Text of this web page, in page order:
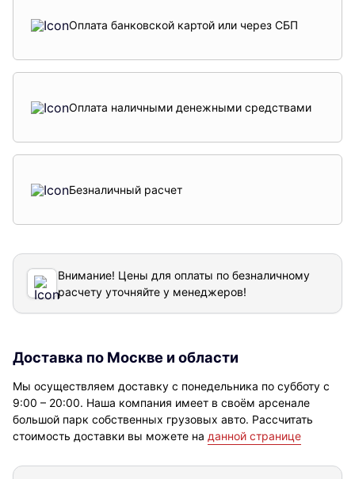
Оплата банковской картой или через СБП
Оплата наличными денежными средствами
Безналичный расчет
Внимание! Цены для оплаты по безналичному
расчету уточняйте у менеджеров!
Доставка по Москве и области
Мы осуществляем доставку с понедельника по субботу с
9:00 – 20:00. Наша компания имеет в своём арсенале
большой парк собственных грузовых авто. Рассчитать
стоимость доставки вы можете на данной странице